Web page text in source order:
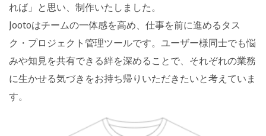
れば」と思い、制作いたしました。
Jootoはチームの一体感を高め、仕事を前に進めるタス
ク・プロジェクト管理ツールです。ユーザー様同士でも悩
みや知見を共有できる絆を深めることで、それぞれの業務
に生かせる気づきをお持ち帰りいただきたいと考えていま
す。